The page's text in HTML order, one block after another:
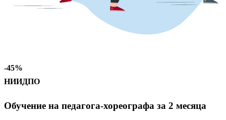
-45%
НИИДПО
Обучение на педагога-хореографа за 2 месяца